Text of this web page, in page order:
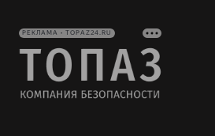
РЕКЛАМА • TOPAZ24.RU